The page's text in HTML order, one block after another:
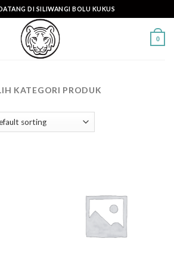
DI SILIWANGI BOLU KUKUS
0
KATEGORI PRODUK